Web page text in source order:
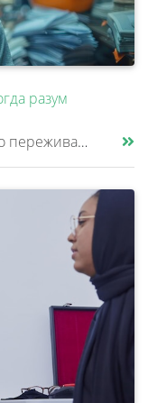
разум
Навязчивые мысли — это не просто переживания или тревоги, которые можно «отогнать» от себя. Эти мысли возникают против ж......